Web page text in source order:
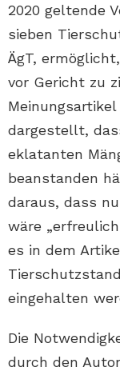
2020 geltende
sieben
ÄgT,
vor Gericht zu
dargestellt,
eklatanten
beanstanden
daraus, dass
wäre
es in dem
eingehalten
Die
durch den